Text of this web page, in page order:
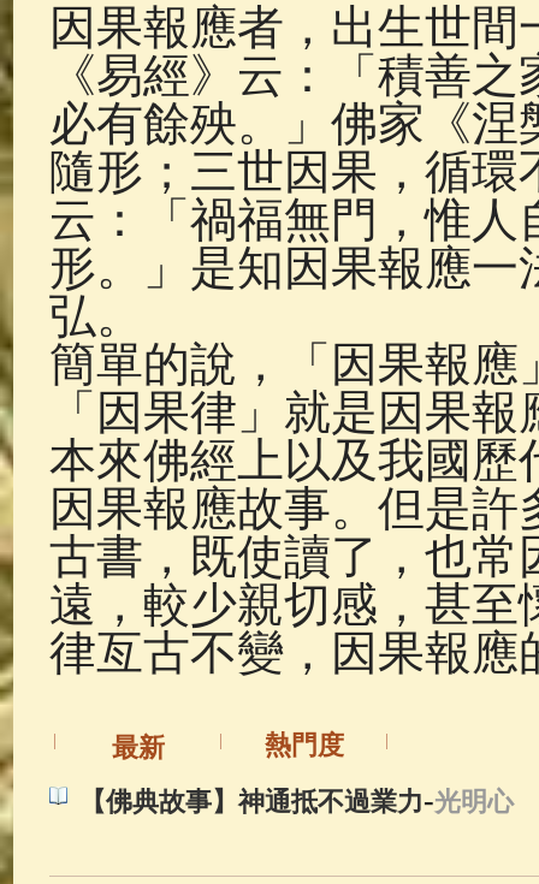
佛典故事(37) 佛說療痔(腫瘤)
因果報應者，出生世
《易經》云：「積善
必有餘殃。」佛家《
隨形；三世因果，循
云：「禍福無門，惟
形。」是知因果報應
弘。
簡單的說，「因果報
「因果律」就是因果
本來佛經上以及我國
因果報應故事。但是
古書，既使讀了，也
遠，較少親切感，甚
律亙古不變，因果報
最新
熱門度
【佛典故事】神通抵不過業力-光明心